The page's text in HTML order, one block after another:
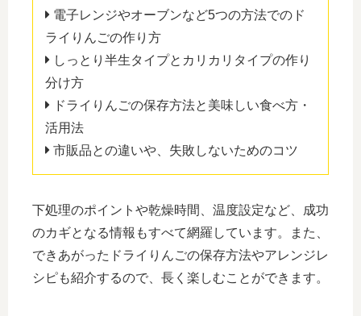
電子レンジやオーブンなど5つの方法でのド
ライりんごの作り方
しっとり半生タイプとカリカリタイプの作り
分け方
ドライりんごの保存方法と美味しい食べ方・
活用法
市販品との違いや、失敗しないためのコツ
下処理のポイントや乾燥時間、温度設定など、成功
のカギとなる情報もすべて網羅しています。また、
できあがったドライりんごの保存方法やアレンジレ
シピも紹介するので、長く楽しむことができます。